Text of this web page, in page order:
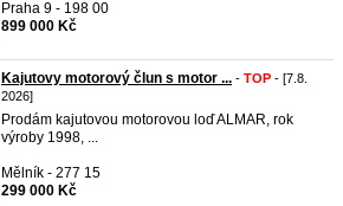
Praha 9 - 198 00
899 000 Kč
Kajutovy motorový člun s motor ... - TOP - [7.8.
2026]
Prodám kajutovou motorovou loď ALMAR, rok
výroby 1998, ...
Mělník - 277 15
299 000 Kč